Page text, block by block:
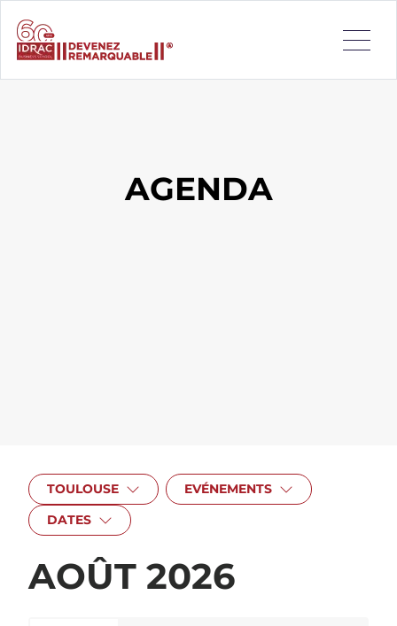
AGENDA
TOULOUSE
EVÉNEMENTS
DATES
AOÛT 2026